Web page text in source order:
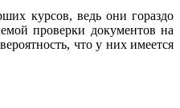
курсов, ведь они гораздо
проверки документов на
что у них имеется